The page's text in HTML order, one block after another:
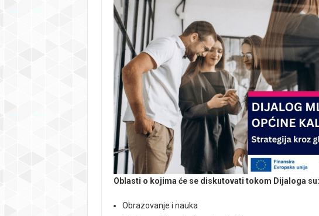
Oblasti o kojima će se diskutovati tokom Dijaloga su:
Obrazovanje i nauka